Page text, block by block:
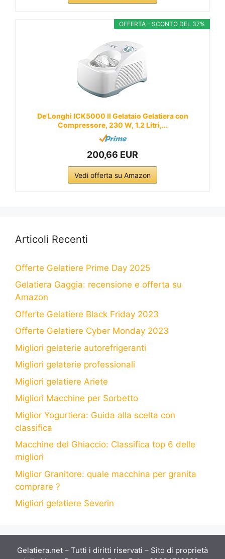
OFFERTA - SCONTO DEL 37%
De'Longhi ICK5000 Il Gelataio Gelatiera con
Compressore, 230 W, 1.2 Litri,...
200,66 EUR
Vedi offerta su Amazon
Articoli Recenti
Offerte Gelatiere Prime Day 2025
Gelatiera Gaggia: recensione e offerta su
Amazon
Offerte Gelatiere Black Friday 2023
Offerte Gelatiere Cyber Monday 2023
Migliori gelaterie autorefrigeranti
Migliori gelaterie professionali
Migliori gelatiere Ariete
Migliori Macchine per Sorbetto
Miglior Yogurtiera: Guida alla scelta con
classifica
Macchine del Ghiaccio: Classifica top 6 delle
migliori
Miglior Granitore: quale macchina per granita
comprare ?
Migliori gelatiere Severin
Gelatiera.net – Tutti i diritti riservati – Sito di proprietà